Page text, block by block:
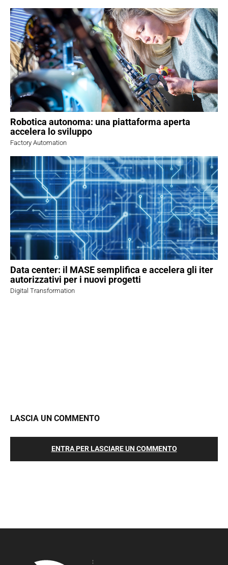
Robotica autonoma: una piattaforma aperta
accelera lo sviluppo
Factory Automation
Data center: il MASE semplifica e accelera gli iter
autorizzativi per i nuovi progetti
Digital Transformation
LASCIA UN COMMENTO
ENTRA PER LASCIARE UN COMMENTO